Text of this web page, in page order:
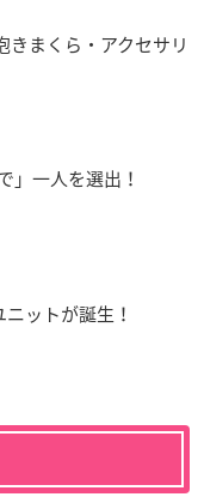
きまくら・アクセサリ
」一人を選出！
ットが誕生！